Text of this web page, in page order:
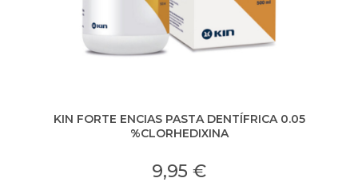
KIN FORTE ENCIAS PASTA DENTÍFRICA 0.05
%CLORHEDIXINA
9,95 €